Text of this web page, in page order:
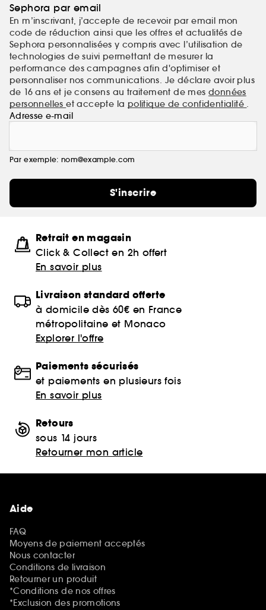
Sephora par email
En m’inscrivant, j’accepte de recevoir par email mon
code de réduction ainsi que les offres et actualités de
Sephora personnalisées y compris avec l’utilisation de
technologies de suivi permettant de mesurer la
performance des campagnes afin d'optimiser et
personnaliser nos communications. Je déclare avoir plus
de 16 ans et je consens au traitement de mes données
personnelleset accepte la politique de confidentialité .
Adresse e-mail
Par exemple: nom@example.com
S'inscrire
Retrait en magasin
Click & Collect en 2h offert
En savoir plus
Livraison standard offerte
à domicile dès 60€ en France
métropolitaine et Monaco
Explorer l'offre
Paiements sécurisés
et paiements en plusieurs fois
En savoir plus
Retours
sous 14 jours
Retourner mon article
Aide
FAQ
Moyens de paiement acceptés
Nous contacter
Conditions de livraison
Retourner un produit
*Conditions de nos offres
*Exclusion des promotions